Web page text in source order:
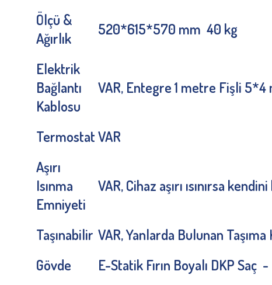
Ölçü &
Ağırlık
520*615*570 mm 40 kg
Elektrik
Bağlantı
Kablosu
VAR, Entegre 1 metre Fişli 5*4
TermostatVAR
Aşırı
Isınma
Emniyeti
VAR, Cihaz aşırı ısınırsa
Taşınabilir VAR, Yanlarda Bulunan
Gövde
E-Statik Fırın Boyalı DKP Saç